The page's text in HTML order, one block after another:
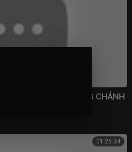
NHẠC CHILL SANG CHẢNH
01:25:34